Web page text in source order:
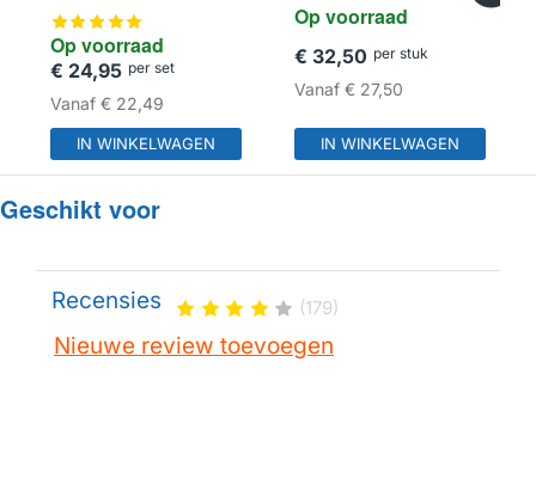
Op voorraad
€ 24,95 per set
Vanaf € 22,49
IN WINKELWAGEN
Op voorraad
€ 32,50 per stuk
Vanaf€ 27,50
IN WINKELWAGEN
Geschikt voor
Recensies (179)
Nieuwe review toevoegen